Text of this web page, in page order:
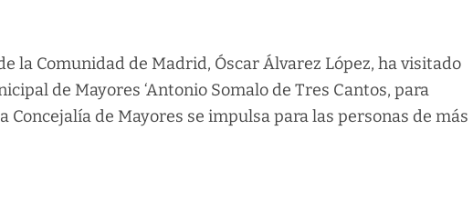
la Comunidad de Madrid, Óscar Álvarez López, ha visitado
de Mayores ‘Antonio Somalo de Tres Cantos, para
Concejalía de Mayores se impulsa para las personas de más